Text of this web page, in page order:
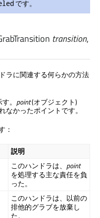
です。
transition,
ラに関連する何らかの方法
。 point(オブジェクト)
かったポイントです。
：
説明
このハンドラは、 point
を処理する主な責任を負
った。
このハンドラは、以前の
排他的グラブを放棄し
た。